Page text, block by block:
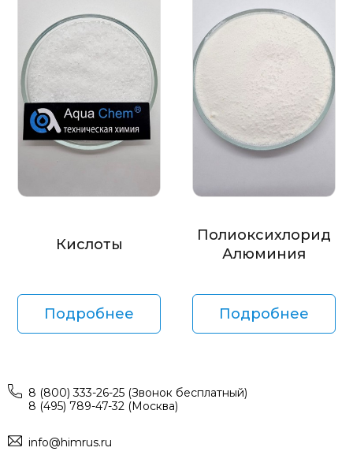
Кислоты
Подробнее
Полиоксихлорид
Алюминия
Подробнее
8 (800) 333-26-25 (Звонок бесплатный)
8 (495) 789-47-32 (Москва)
info@himrus.ru